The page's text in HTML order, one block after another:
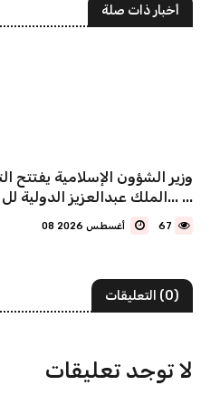
أخبار ذات صلة
وزير الشؤون الإسلامية يفتتح
الملك عبدالعزيز الدولية لل... ...
67
(0) التعليقات
لا توجد تعليقات